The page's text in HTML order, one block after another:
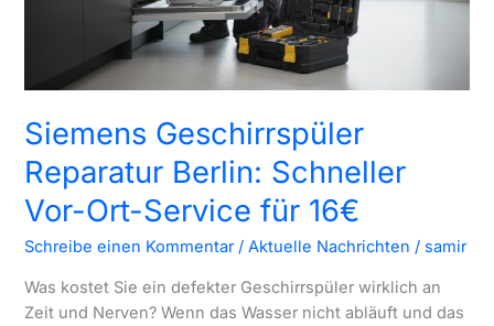
Siemens Geschirrspüler
Reparatur Berlin: Schneller
Vor-Ort-Service für 16€
Schreibe einen Kommentar /Aktuelle Nachrichten / samir
Was kostet Sie ein defekter Geschirrspüler wirklich an
Zeit und Nerven? Wenn das Wasser nicht abläuft und das